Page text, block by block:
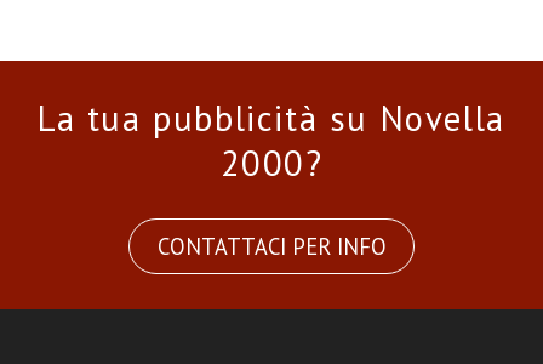
La tua pubblicità su Novella
2000?
CONTATTACI PER INFO